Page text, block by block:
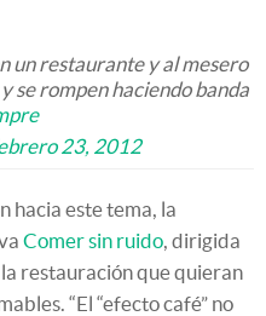
un restaurante y al mesero
se rompen haciendo banda
23, 2012
hacia este tema, la
Comer sin ruido, dirigida
restauración que quieran
“El “efecto café” no